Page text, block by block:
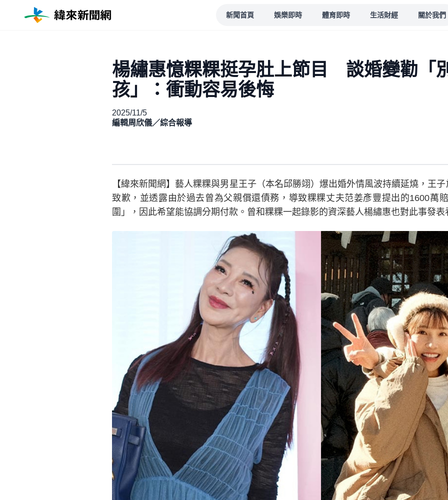
新聞首頁 娛樂即時 體育即時 生活財經 關於我們
楊繡惠憶粿粿挺孕肚上節目 談婚變勸「
孩」：衝動容易後悔
2025/11/5
編輯周欣儀／綜合報導
【緯來新聞網】藝人粿粿與男星王子（本名邱勝翊）爆出婚外情風波持續延燒，王
致歉，並透露由於過去曾為父親償還債務，導致粿粿丈夫范姜彥豐提出的1600萬
圍」，因此希望能協調分期付款。曾和粿粿一起錄影的資深藝人楊繡惠也對此事發表